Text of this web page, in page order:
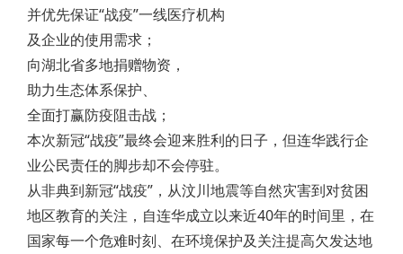
并优先保证“战疫”一线医疗机构
及企业的使用需求；
向湖北省多地捐赠物资，
助力生态体系保护、
全面打赢防疫阻击战；
本次新冠“战疫”最终会迎来胜利的日子，但连华践行企
业公民责任的脚步却不会停驻。
从非典到新冠“战疫”，从汶川地震等自然灾害到对贫困
地区教育的关注，自连华成立以来近40年的时间里，在
国家每一个危难时刻、在环境保护及关注提高欠发达地